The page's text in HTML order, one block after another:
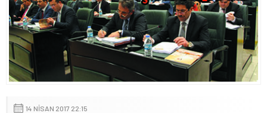
14 NISAN 2017 22:15